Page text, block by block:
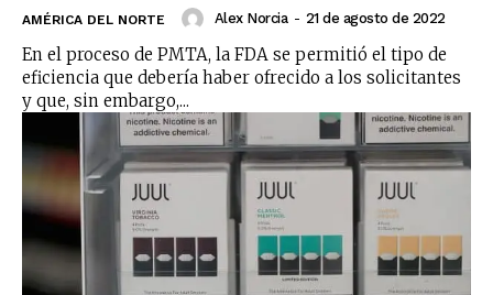
AMÉRICA DEL NORTE Alex Norcia - 21 de agosto de 2022
En el proceso de PMTA, la FDA se permitió el tipo de
eficiencia que debería haber ofrecido a los solicitantes
y que, sin embargo,...